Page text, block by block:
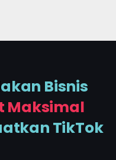
Bisnis
Maksimal
TikTok